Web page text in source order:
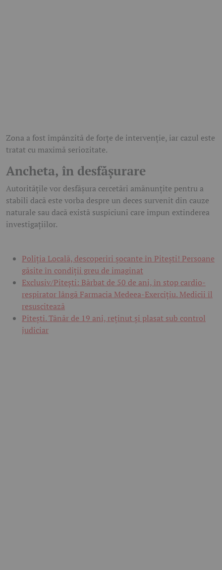
Zona a fost împânzită de forțe de intervenție, iar cazul este
tratat cu maximă seriozitate.
Ancheta, în desfășurare
Autoritățile vor desfășura cercetări amănunțite pentru a
stabili dacă este vorba despre un deces survenit din cauze
naturale sau dacă există suspiciuni care impun extinderea
investigațiilor.
Poliția Locală, descoperiri șocante în Pitești! Persoane
găsite în condiții greu de imaginat
Exclusiv/Pitești: Bărbat de 50 de ani, în stop cardio-
respirator lângă Farmacia Medeea-Exercițiu. Medicii îl
resuscitează
Pitești. Tânăr de 19 ani, reținut și plasat sub control
judiciar